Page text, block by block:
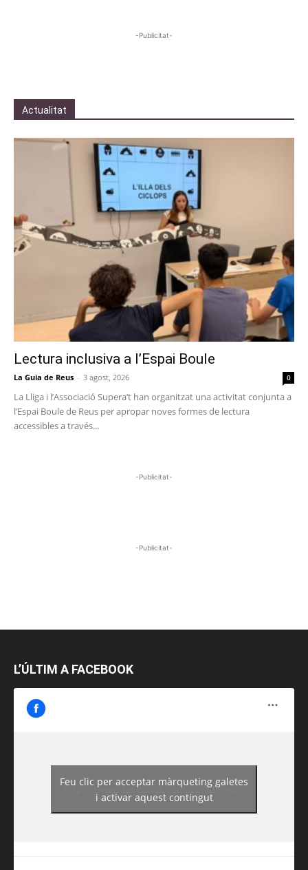
-Publicitat-
Actualitat
Lectura inclusiva a l’Espai Boule
La Guia de Reus - 3 agost, 2026 0
La Lliga i l’Associació Supera’t han organitzat una activitat conjunta a
l’Espai Boule de Reus per apropar noves formes de lectura
accessibles a través...
-Publicitat-
-Publicitat-
L’ÚLTIM A FACEBOOK
https://www.facebook.com/guiadereus/
Feu clic per acceptar màrqueting galetes
i activar aquest contingut